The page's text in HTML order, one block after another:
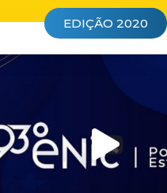
EDIÇÃO 2020